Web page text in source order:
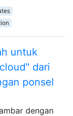
untuk
dari
ponsel
dengan